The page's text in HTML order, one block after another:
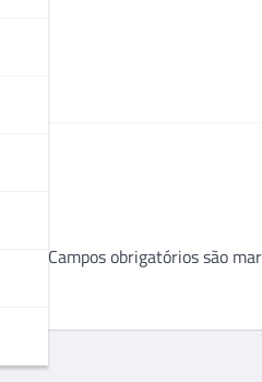
Campos obrigatórios são